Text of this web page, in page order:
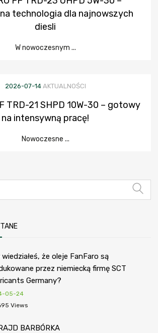
technologia dla najnowszych
diesli
W nowoczesnym ...
2026-07-14 AKTUALNOŚCI
TRD-21 SHPD 10W-30 – gotowy
na intensywną pracę!
Nowoczesne ...
wiedziałeś, że oleje FanFaro są
przez niemiecką firmę SCT
Germany?
05-24
Views
BARBÓRKA